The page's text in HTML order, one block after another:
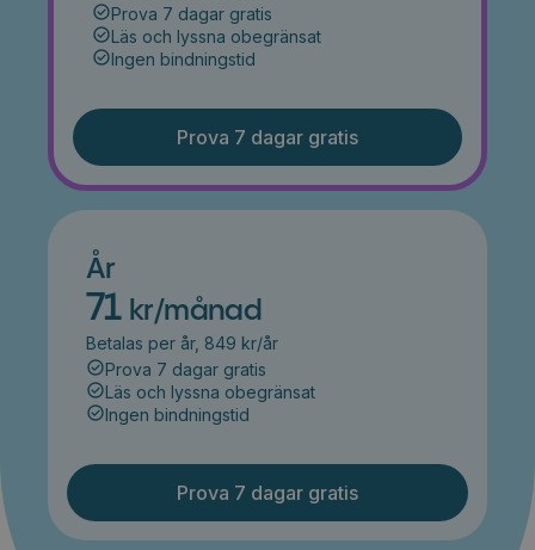
Prova 7 dagar gratis
Läs och lyssna obegränsat
Ingen bindningstid
Prova 7 dagar gratis
År
71 kr/månad
Betalas per år, 849 kr/år
Prova 7 dagar gratis
Läs och lyssna obegränsat
Ingen bindningstid
Prova 7 dagar gratis